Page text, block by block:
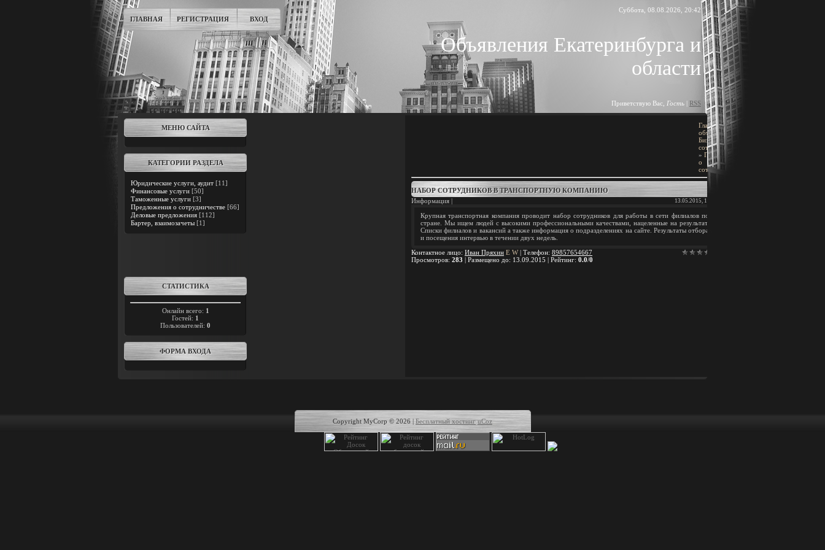
ГЛАВНАЯ РЕГИСТРАЦИЯ ВХОД
Суббота, 08.08.2026, 20:42
Объявления Екатеринбурга и
области
Приветствую Вас Гость | RSS
МЕНЮ САЙТА
КАТЕГОРИИ РАЗДЕЛА
Юридические услуги, аудит [11]
Финансовые услуги [50]
Таможенные услуги [3]
Предложения о сотрудничестве [66]
Деловые предложения [112]
Бартер, взаимозачеты [1]
СТАТИСТИКА
Онлайн всего: 1
Гостей: 1
Пользователей: 0
ФОРМА ВХОДА
Главная»Доска
объявлений
Бизнес,
сотрудничество
» Предложения
о
сотрудничестве
НАБОР СОТРУДНИКОВ В ТРАНСПОРТНУЮ КОМПАНИЮ
Информация |
13.05.2015, 18:39
Крупная транспортная компания проводит набор сотрудников для работы в сети филиалов по
стране. Мы ищем людей с высокими профессиональными качествами, нацеленные на результат.
Списки филиалов и вакансий а также информация о подразделениях на сайте. Результаты отбора
и посещения интервью в течении двух недель.
Контактное лицо: Иван Пряхин E W| Телефон: 89857654667
Просмотров: 283 | Размещено до: 13.09.2015 | Рейтинг: 0.0/0
Copyright MyCorp © 2026 | Бесплатный хостинг uCoz